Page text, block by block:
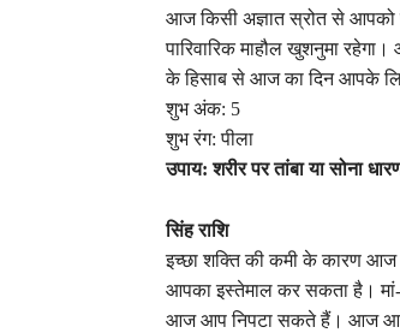
आज किसी अज्ञात स्रोत से आपको
पारिवारिक माहौल खुशनुमा
के हिसाब से आज का दिन आपके
शुभ अंक: 5
शुभ रंग: पीला
उपाय: शरीर पर तांबा या सोना
सिंह राशि
इच्छा शक्ति की कमी के कारण
आपका इस्तेमाल कर सकता है।
आज आप निपटा सकते हैं। आज